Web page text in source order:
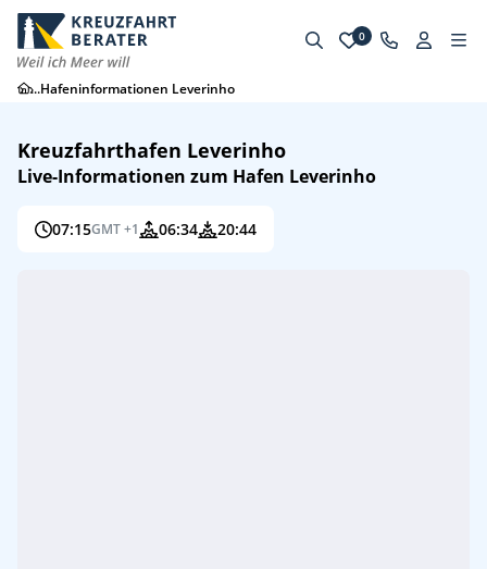
0
...Hafeninformationen Leverinho
Kreuzfahrthafen Leverinho
Live-Informationen zum Hafen Leverinho
07:15GMT +1 06:34 20:44